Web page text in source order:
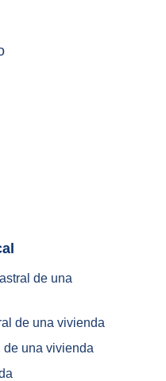
de una
de una vivienda
una vivienda